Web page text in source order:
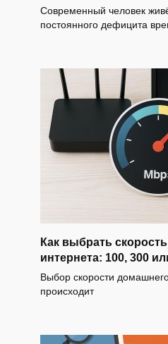
Современный человек
постоянного дефицита
Как выбрать
интернета: 100, 300
Выбор скорости
происходит